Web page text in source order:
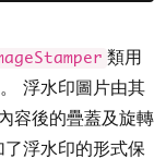
類用
浮水印圖片由其
容後的疊蓋及旋轉
浮水印的形式保